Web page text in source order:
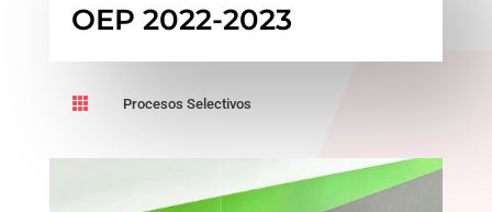
OEP 2022-2023
 Procesos Selectivos